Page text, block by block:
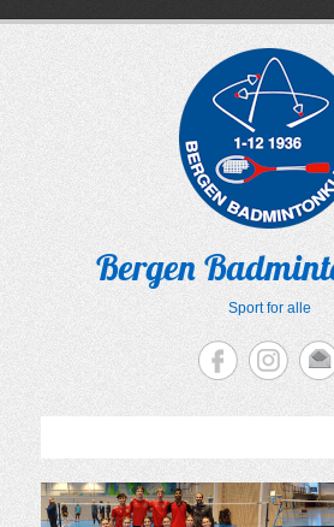
Bergen
Sport for alle